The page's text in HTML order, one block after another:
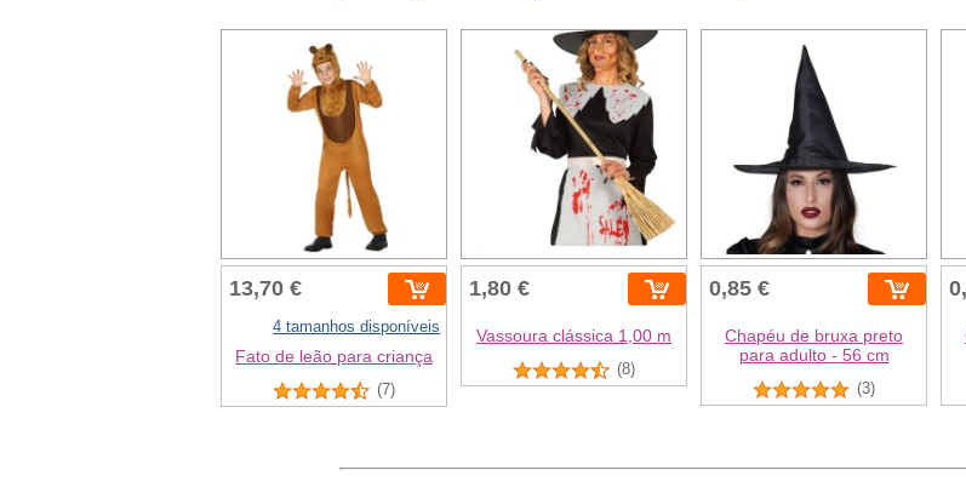
13,70 €
4 tamanhos disponíveis
Fato de leão para criança
(7)
1,80 €
Vassoura clássica 1,00 m
(8)
0,85 €
Chapéu de bruxa preto
para adulto - 56 cm
(3)